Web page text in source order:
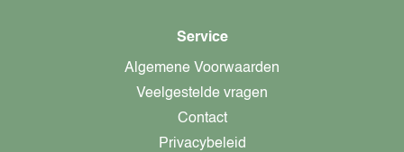
Service
Algemene Voorwaarden
Veelgestelde vragen
Contact
Privacybeleid